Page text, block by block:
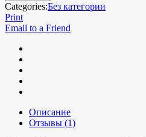
Categories:Без категории
Print
Email to a Friend
Описание
Отзывы (1)